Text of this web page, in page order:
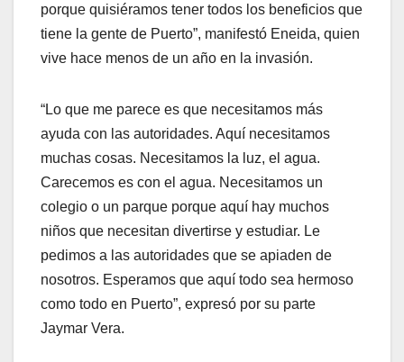
porque quisiéramos tener todos los beneficios que
tiene la gente de Puerto”, manifestó Eneida, quien
vive hace menos de un año en la invasión.
“Lo que me parece es que necesitamos más
ayuda con las autoridades. Aquí necesitamos
muchas cosas. Necesitamos la luz, el agua.
Carecemos es con el agua. Necesitamos un
colegio o un parque porque aquí hay muchos
niños que necesitan divertirse y estudiar. Le
pedimos a las autoridades que se apiaden de
nosotros. Esperamos que aquí todo sea hermoso
como todo en Puerto”, expresó por su parte
Jaymar Vera.